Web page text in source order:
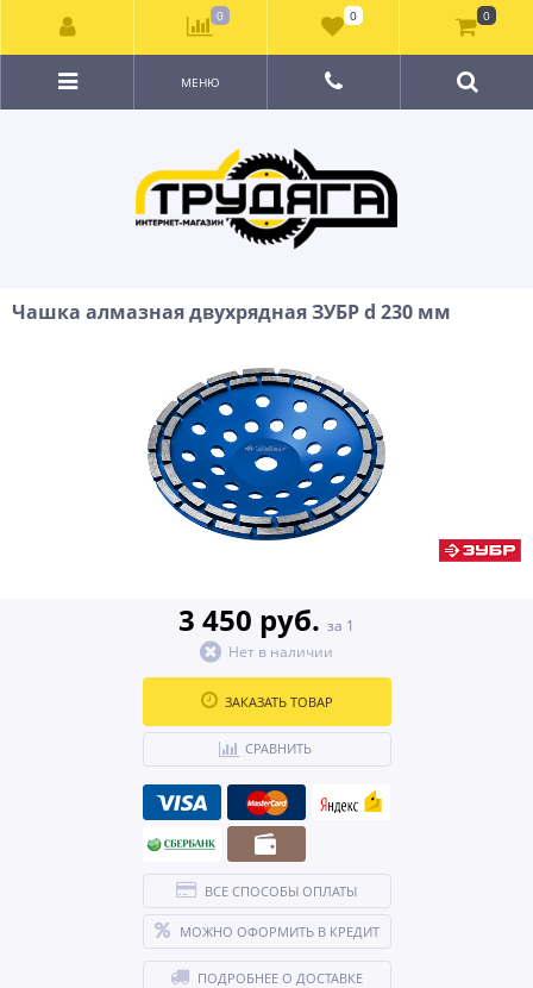
МЕНЮ
Чашка алмазная двухрядная ЗУБР d 230 мм
3 450 руб. за 1
Нет в наличии
ЗАКАЗАТЬ ТОВАР
СРАВНИТЬ
ВСЕ СПОСОБЫ ОПЛАТЫ
МОЖНО ОФОРМИТЬ В КРЕДИТ
ПОДРОБНЕЕ О ДОСТАВКЕ
0 0 0